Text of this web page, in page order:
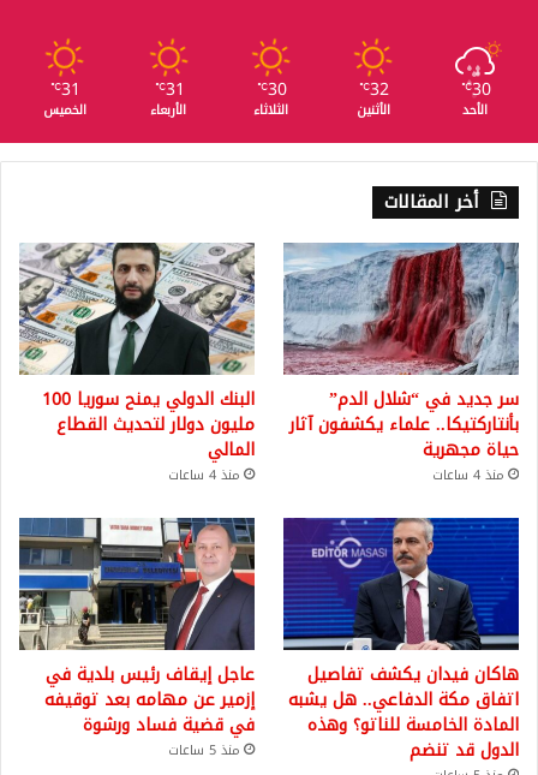
30
℃
الأحد
32
℃
الأثنين
30
℃
الثلاثاء
31
℃
الأربعاء
31
℃
الخميس
أخر المقالات
سر جديد في “شلال الدم”
بأنتاركتيكا.. علماء يكشفون آثار
حياة مجهرية
منذ 4 ساعات
البنك الدولي يمنح سوريا 100
مليون دولار لتحديث القطاع
المالي
منذ 4 ساعات
هاكان فيدان يكشف تفاصيل
اتفاق مكة الدفاعي.. هل يشبه
المادة الخامسة للناتو؟ وهذه
الدول قد تنضم
عاجل إيقاف رئيس بلدية في
إزمير عن مهامه بعد توقيفه
في قضية فساد ورشوة
منذ 5 ساعات